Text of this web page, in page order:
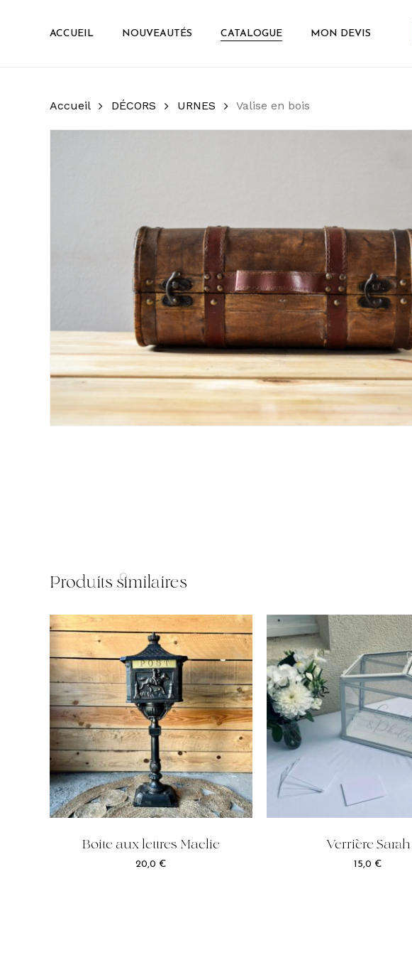
ACCUEIL NOUVEAUTÉS CATALOGUE MON DEVIS
Accueil DÉCORS URNES Valise en bois
Produits similaires
Boite aux lettres Maelie
20,0 €
Verrière Sarah
15,0 €